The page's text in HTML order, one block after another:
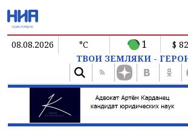
08.08.2026 °C 1 $
ТВОИ ЗЕМЛЯКИ -